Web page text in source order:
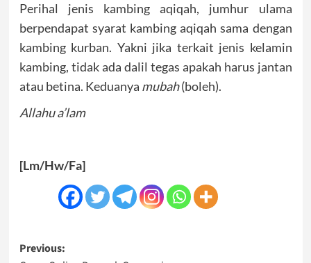
Perihal jenis kambing aqiqah, jumhur ulama
berpendapat syarat kambing aqiqah sama dengan
kambing kurban. Yakni jika terkait jenis kelamin
kambing, tidak ada dalil tegas apakah harus jantan
atau betina. Keduanya mubah(boleh).
Allahu a’lam
[Lm/Hw/Fa]
Post
Previous: